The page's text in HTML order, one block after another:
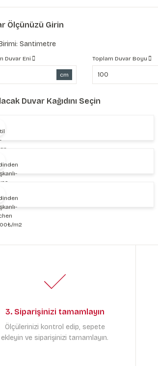
Ölçünüzü Girin
Santimetre
Duvar Eni
cm
Toplam Duvar Boyu
Duvar Kağıdını Seçin
3. Siparişinizi tamamlayın
Ölçülerinizi kontrol edip, sepete
ekleyin ve siparişinizi tamamlayın.